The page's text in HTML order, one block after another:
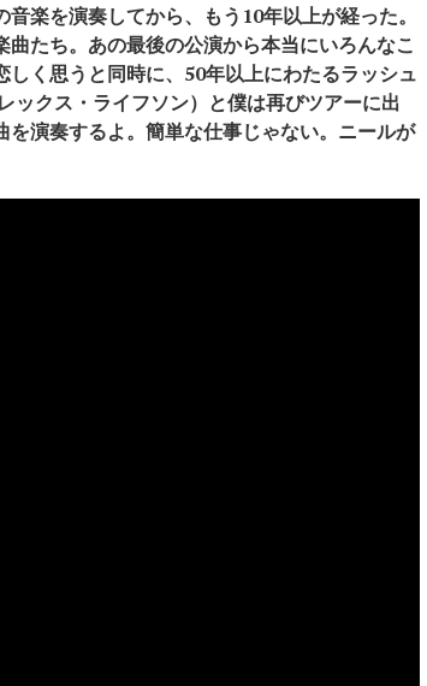
楽を演奏してから、もう10年以上が経った。
たち。あの最後の公演から本当にいろんなこ
しく思うと同時に、50年以上にわたるラッシュ
ックス・ライフソン）と僕は再びツアーに出
演奏するよ。簡単な仕事じゃない。ニールが